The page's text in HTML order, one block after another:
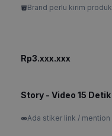
Brand perlu kirim produk
Rp3.xxx.xxx
Story - Video 15 Detik
Ada stiker link / mention